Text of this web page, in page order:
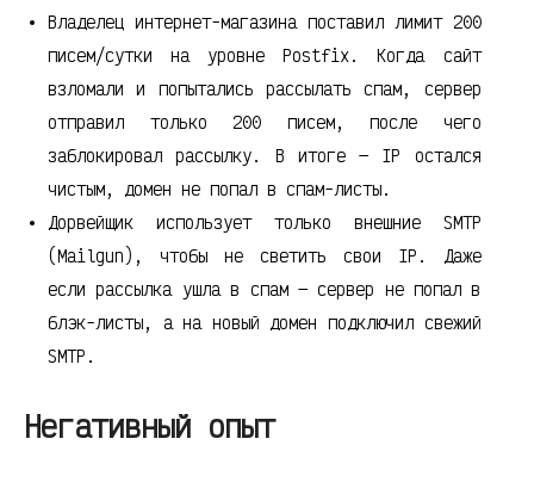
Владелец интернет-магазина поставил лимит 200
писем/сутки на уровне Postfix. Когда сайт
взломали и попытались рассылать спам, сервер
отправил только 200 писем, после чего
заблокировал рассылку. В итоге — IP остался
чистым, домен не попал в спам-листы.
Дорвейщик использует только внешние SMTP
(Mailgun), чтобы не светить свои IP. Даже
если рассылка ушла в спам — сервер не попал в
блэк-листы, а на новый домен подключил свежий
SMTP.
Негативный опыт